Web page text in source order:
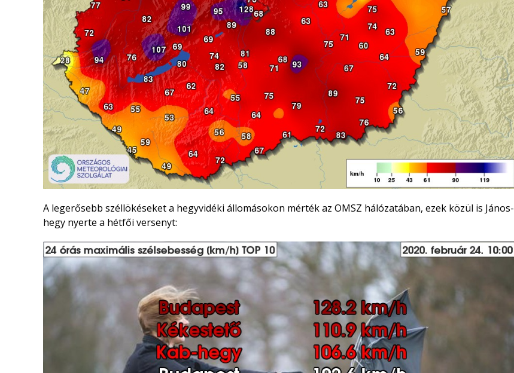
A legerősebb széllökéseket a hegyvidéki állomásokon mérték az OMSZ hálózatában, ezek közül is János-
hegy nyerte a hétfői versenyt: